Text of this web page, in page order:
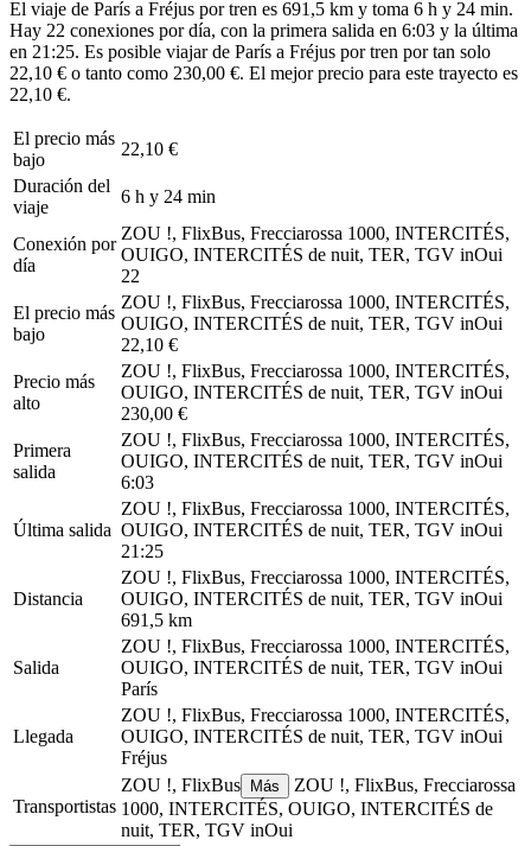
El viaje de París a Fréjus por tren es 691,5 km y toma 6 h y 24 min.
Hay 22 conexiones por día, con la primera salida en 6:03 y la última
en 21:25. Es posible viajar de París a Fréjus por tren por tan solo
22,10 € o tanto como 230,00 €. El mejor precio para este trayecto es
22,10 €.
El precio más
bajo
22,10 €
Duración del
viaje
6 h y 24 min
Conexión por
día
ZOU !, FlixBus, Frecciarossa 1000, INTERCITÉS,
OUIGO, INTERCITÉS de nuit, TER, TGV inOui
22
El precio más
bajo
ZOU !, FlixBus, Frecciarossa 1000, INTERCITÉS,
OUIGO, INTERCITÉS de nuit, TER, TGV inOui
22,10 €
Precio más
alto
ZOU !, FlixBus, Frecciarossa 1000, INTERCITÉS,
OUIGO, INTERCITÉS de nuit, TER, TGV inOui
230,00 €
Primera
salida
ZOU !, FlixBus, Frecciarossa 1000, INTERCITÉS,
OUIGO, INTERCITÉS de nuit, TER, TGV inOui
6:03
Última salida
ZOU !, FlixBus, Frecciarossa 1000, INTERCITÉS,
OUIGO, INTERCITÉS de nuit, TER, TGV inOui
21:25
Distancia
ZOU !, FlixBus, Frecciarossa 1000, INTERCITÉS,
OUIGO, INTERCITÉS de nuit, TER, TGV inOui
691,5 km
Salida
ZOU !, FlixBus, Frecciarossa 1000, INTERCITÉS,
OUIGO, INTERCITÉS de nuit, TER, TGV inOui
París
Llegada
ZOU !, FlixBus, Frecciarossa 1000, INTERCITÉS,
OUIGO, INTERCITÉS de nuit, TER, TGV inOui
Fréjus
Transportistas
ZOU !, FlixBus Más
ZOU !, FlixBus, Frecciarossa
1000, INTERCITÉS, OUIGO, INTERCITÉS de
nuit, TER, TGV inOui
©CARTO